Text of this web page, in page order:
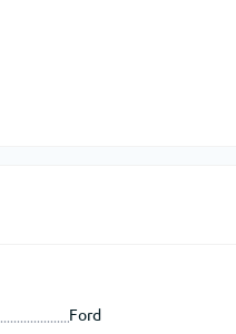
Ford